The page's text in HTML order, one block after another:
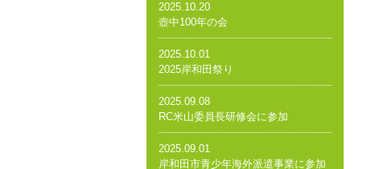
2025.10.20
壺中100年の会
2025.10.01
2025岸和田祭り
2025.09.08
RC米山委員長研修会に参加
2025.09.01
岸和田市青少年海外派遣事業に参加